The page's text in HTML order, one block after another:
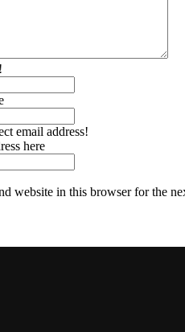
email address!
here
website in this browser for the